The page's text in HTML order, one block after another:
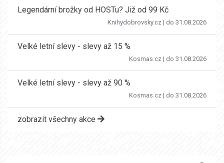
Legendární brožky od HOSTu? Již od 99 Kč
Knihydobrovsky.cz | do 31.08.2026
Velké letní slevy - slevy až 15 %
Kosmas.cz | do 31.08.2026
Velké letní slevy - slevy až 90 %
Kosmas.cz | do 31.08.2026
zobrazit všechny akce